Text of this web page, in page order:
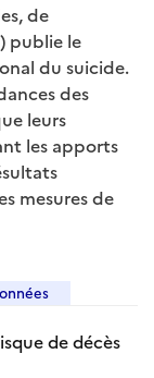
de
publie le
du suicide.
des
leurs
les apports
mesures de
de décès